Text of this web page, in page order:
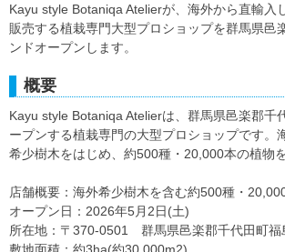
Kayu style Botaniqa Atelierが、海外から直輸入
販売する植栽専門大型プロショップを群馬県邑
ンドオープンします。
概要
Kayu style Botaniqa Atelierは、群馬県邑楽郡千
ープンする植栽専門の大型プロショップです。
希少樹木をはじめ、約500種・20,000本の植物
店舗概要：海外希少樹木を含む約500種・
オープン日：2026年5月2日(土)
所在地：〒370-0501 群馬県邑楽郡千代田町福
敷地面積：約3ha(約30,000m2)